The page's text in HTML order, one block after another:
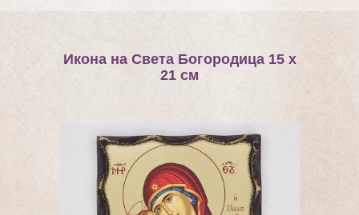
Икона на Света Богородица 15 х
21 см